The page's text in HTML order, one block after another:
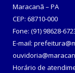
Maracanã – PA
CEP: 68710-000
Fone: (91) 98628-
E-mail:
Horário de